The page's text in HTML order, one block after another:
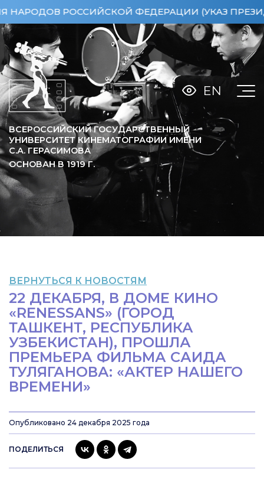
РОССИЙСКОЙ ФЕДЕРАЦИИ (УКАЗ
ВСЕРОССИЙСКИЙ ГОСУДАРСТВЕННЫЙ
УНИВЕРСИТЕТ КИНЕМАТОГРАФИИ ИМЕНИ
С.А. ГЕРАСИМОВА
ОСНОВАН В 1919Г.
EN
ВЕРНУТЬСЯ К НОВОСТЯМ
22 ДЕКАБРЯ, В ДОМЕ КИНО
«RENESSANS» (ГОРОД
ТАШКЕНТ, РЕСПУБЛИКА
УЗБЕКИСТАН), ПРОШЛА
ПРЕМЬЕРА ФИЛЬМА САИДА
ТУЛЯГАНОВА: «АКТЕР НАШЕГО
ВРЕМЕНИ»
Опубликовано 24 декабря 2025 года
ПОДЕЛИТЬСЯ